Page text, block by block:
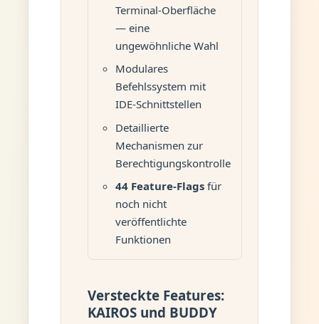
Terminal-Oberfläche
— eine
ungewöhnliche Wahl
Modulares
Befehlssystem mit
IDE-Schnittstellen
Detaillierte
Mechanismen zur
Berechtigungskontrolle
44 Feature-Flagsfür
noch nicht
veröffentlichte
Funktionen
Versteckte Features:
KAIROS und BUDDY